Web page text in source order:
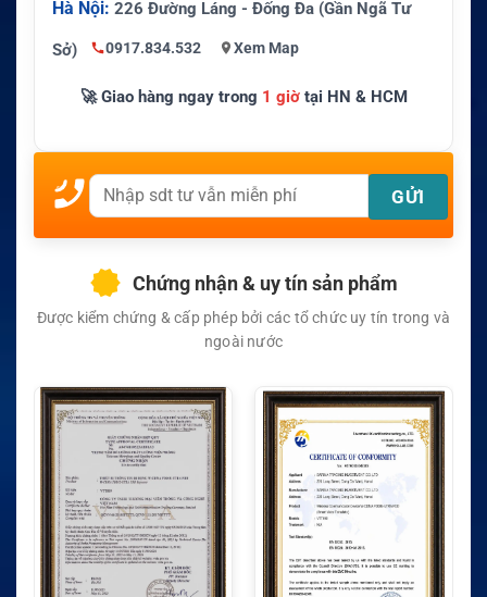
Hà Nội: 226 Đường Láng - Đống Đa (Gần Ngã Tư
Sở) 0917.834.532 Xem Map
🚀 Giao hàng ngay trong 1 giờtại HN & HCM
Chứng nhận & uy tín sản phẩm
Được kiểm chứng & cấp phép bởi các tổ chức uy tín trong và
ngoài nước